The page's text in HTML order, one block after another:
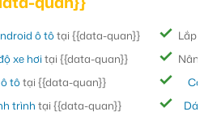
ô tôtại {{data-quan}}
xe hơi tại {{data-quan}}
tôtại {{data-quan}}
trình tại {{data-quan}}
Lắp
Nâng
Dán